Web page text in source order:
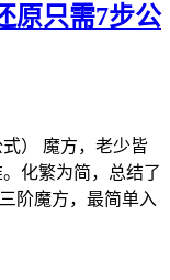
原只需7步公
） 魔方，老少皆
化繁为简，总结了
阶魔方，最简单入